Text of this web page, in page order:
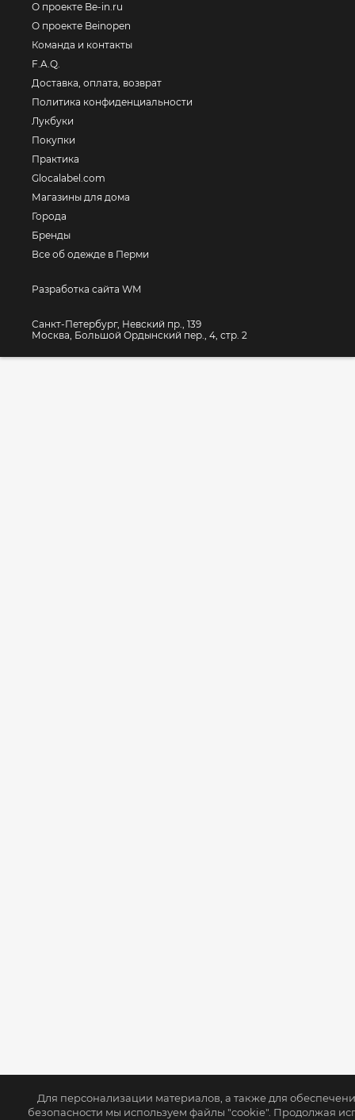
Для персонализации материалов, а также для
безопасности мы используем файлы "cookie". Продолжая
О проекте Be-in.ru
О проекте Beinopen
Команда и контакты
F.A.Q.
Доставка, оплата, возврат
Политика конфиденциальности
Лукбуки
Покупки
Практика
Glocalabel.com
Магазины для дома
Города
Бренды
Все об одежде в Перми
Разработка сайта WM
Санкт-Петербург, Невский пр., 139
Москва, Большой Ордынский пер., 4, стр. 2